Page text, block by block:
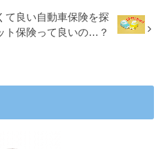
て良い自動車保険を探
ト保険って良いの…？